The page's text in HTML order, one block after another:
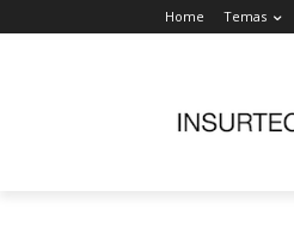
Home Temas